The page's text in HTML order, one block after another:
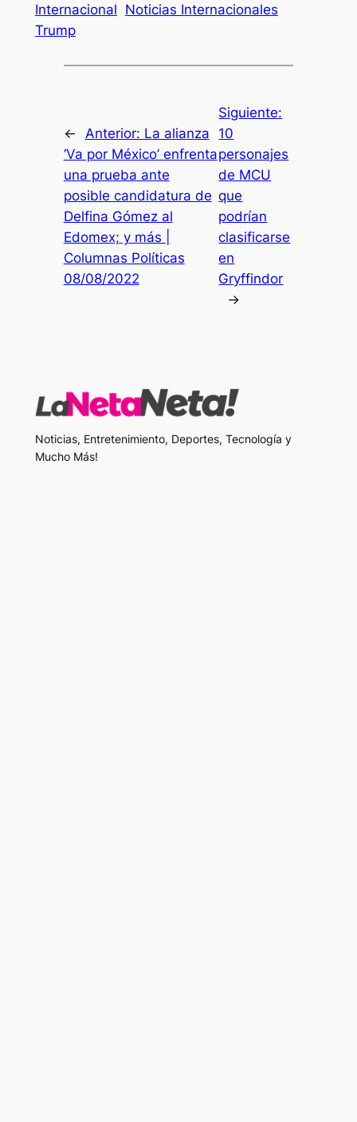
Internacional Noticias Internacionales
Trump
← Anterior: La alianza
‘Va por México’ enfrenta
una prueba ante
posible candidatura de
Delfina Gómez al
Edomex; y más |
Columnas Políticas
08/08/2022
Siguiente:
10
personajes
de MCU
que
podrían
clasificarse
en
Gryffindor
→
Noticias, Entretenimiento, Deportes, Tecnología y
Mucho Más!